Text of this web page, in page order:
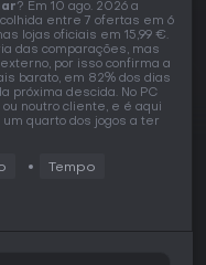
? Em 10 ago. 2026 a
entre 7 ofertas em 6
lojas oficiais em 15,99 €.
das comparações, mas
por isso confirma a
barato, em 82% dos dias
próxima descida. No PC
noutro cliente, e é aqui
quarto dos jogos a ter
Tempo